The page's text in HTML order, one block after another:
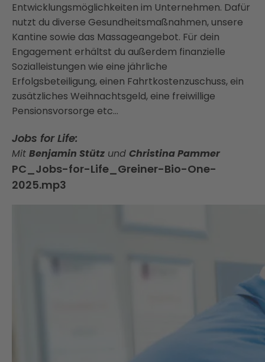
Entwicklungsmöglichkeiten im Unternehmen. Dafür
nutzt du diverse Gesundheitsmaßnahmen, unsere
Kantine sowie das Massageangebot. Für dein
Engagement erhältst du außerdem finanzielle
Sozialleistungen wie eine jährliche
Erfolgsbeteiligung, einen Fahrtkostenzuschuss, ein
zusätzliches Weihnachtsgeld, eine freiwillige
Pensionsvorsorge etc…
Jobs for Life:
Mit Benjamin Stütz und Christina Pammer
PC_Jobs-for-Life_Greiner-Bio-One-
2025.mp3